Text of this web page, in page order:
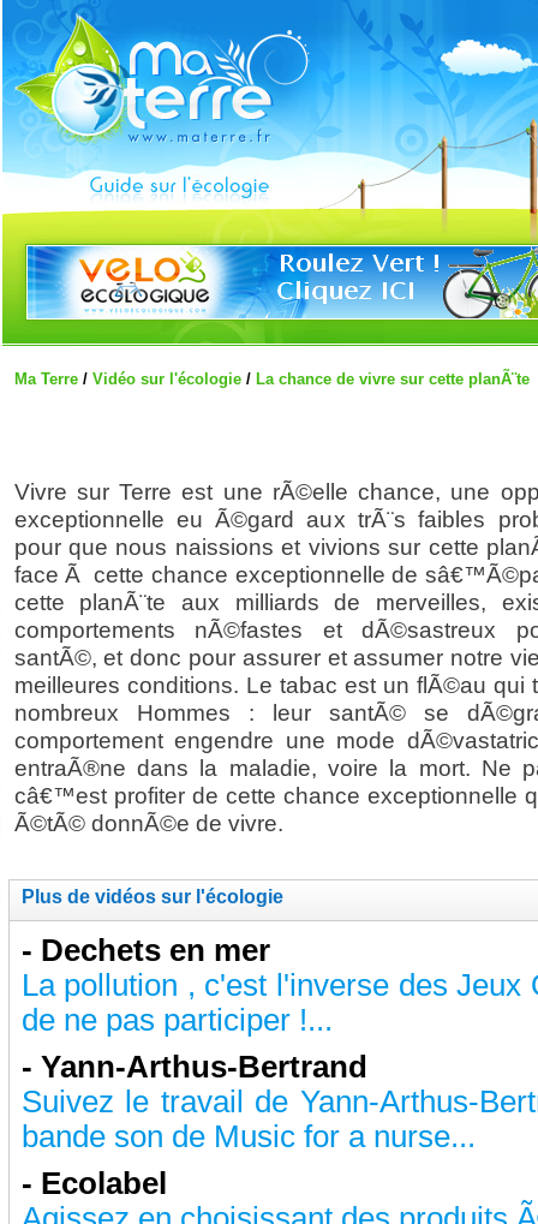
Ma Terre/ Vidéo sur l'écologie/ La chance de vivre sur cette planÃ¨te
Vivre sur Terre est une rÃ©elle chance, une
exceptionnelle eu Ã©gard aux trÃ¨s faibles
pour que nous naissions et vivions sur cette
face Ã cette chance exceptionnelle de
cette planÃ¨te aux milliards de merveilles,
comportements nÃ©fastes et dÃ©sastreux
santÃ©, et donc pour assurer et assumer notre
meilleures conditions. Le tabac est un flÃ©au qui
nombreux Hommes : leur santÃ© se
comportement engendre une mode
entraÃ®ne dans la maladie, voire la mort. Ne
câ€™est profiter de cette chance exceptionnelle
Ã©tÃ© donnÃ©e de vivre.
Plus de vidéos sur l'écologie
- Dechets en mer
La pollution , c'est l'inverse des
de ne pas participer !...
- Yann-Arthus-Bertrand
Suivez le travail de Yann-Arthus-
bande son de Music for a nurse...
- Ecolabel